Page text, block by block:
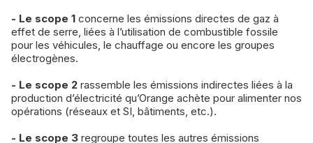
- Le scope 1 concerne les émissions directes de gaz à
effet de serre, liées à l’utilisation de combustible fossile
pour les véhicules, le chauffage ou encore les groupes
électrogènes.
- Le scope 2 rassemble les émissions indirectes liées à la
production d’électricité qu’Orange achète pour alimenter nos
opérations (réseaux et SI, bâtiments, etc.).
- Le scope 3 regroupe toutes les autres émissions